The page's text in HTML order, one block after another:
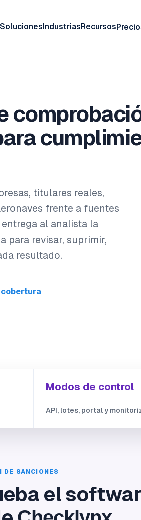
Soluciones Industrias Recursos
titulares reales,
frente a fuentes
al analista la
para revisar, suprimir,
resultado.
Modos de control
API, lotes, portal y
DE SANCIONES
el